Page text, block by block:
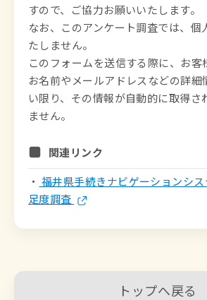
すので、ご協力お願いいたします。
なお、このアンケート調査では、個
たしません。
このフォームを送信する際に、お客
お名前やメールアドレスなどの詳細
い限り、その情報が自動的に取得さ
ません。
関連リンク
・ 福井県手続きナビゲーションシ
足度調査
トップへ戻る